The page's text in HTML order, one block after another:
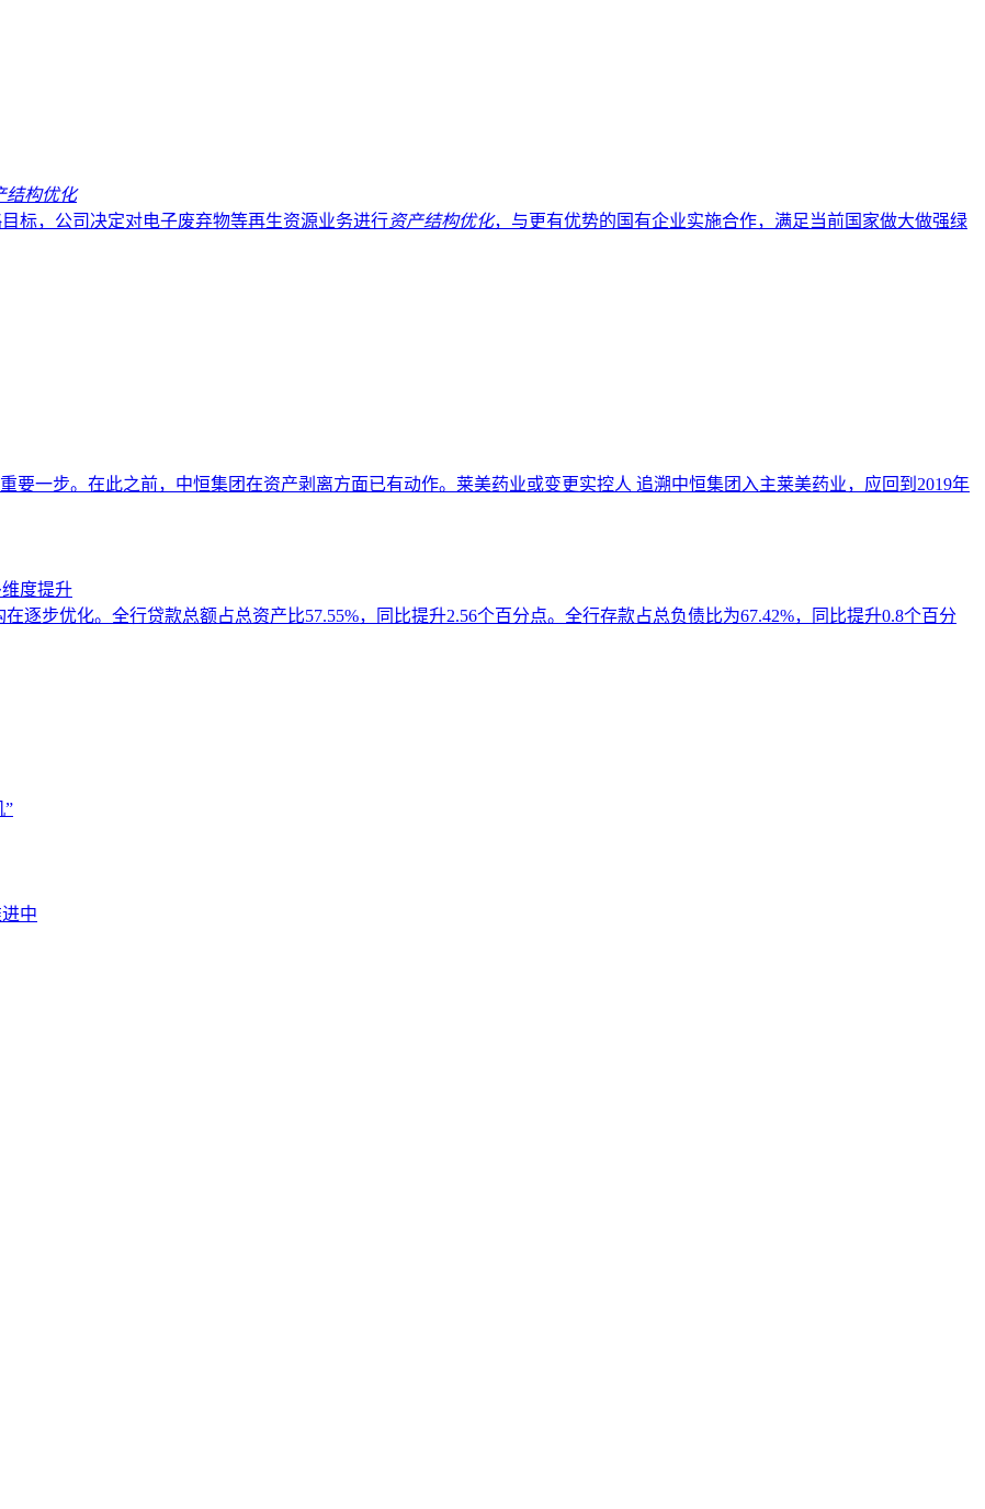
结构优化
标，公司决定对电子废弃物等再生资源业务进行资产结构优化，与更有优势的国有企业实施合作，满足当前国家做大做强绿
要一步。在此之前，中恒集团在资产剥离方面已有动作。莱美药业或变更实控人 追溯中恒集团入主莱美药业，应回到2019年
度提升
逐步优化。全行贷款总额占总资产比57.55%，同比提升2.56个百分点。全行存款占总负债比为67.42%，同比提升0.8个百分
”
中